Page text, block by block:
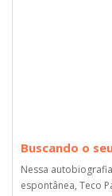
Buscando o
Nessa
espontânea, Teco